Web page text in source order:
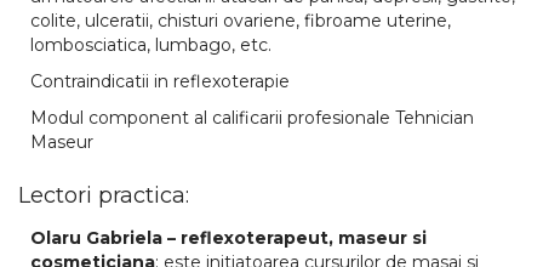
colite, ulceratii, chisturi ovariene, fibroame uterine,
lombosciatica, lumbago, etc.
Contraindicatii in reflexoterapie
Modul component al calificarii profesionale Tehnician
Maseur
Lectori practica:
Olaru Gabriela – reflexoterapeut, maseur si
cosmeticiana: este initiatoarea cursurilor de masaj si